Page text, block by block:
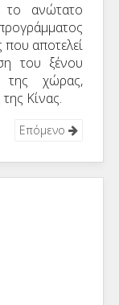
ανώτατο
που αποτελεί
του ξένου
της χώρας,
Κίνας.
Επόμενο